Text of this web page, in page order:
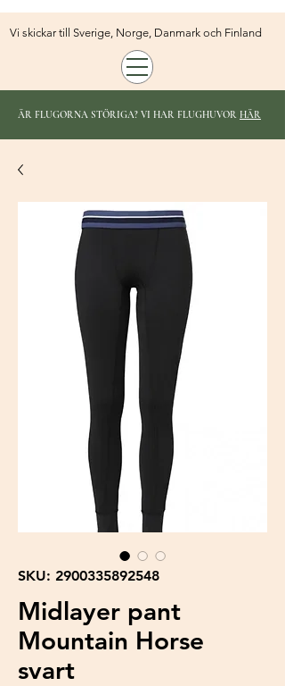
Vi skickar till Sverige, Norge, Danmark och Finland
ÄR FLUGORNA STÖRIGA? VI HAR FLUGHUVOR HÄR
SKU: 2900335892548
Midlayer pant
Mountain Horse
svart